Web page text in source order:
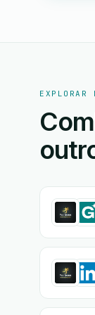
EXPLORAR